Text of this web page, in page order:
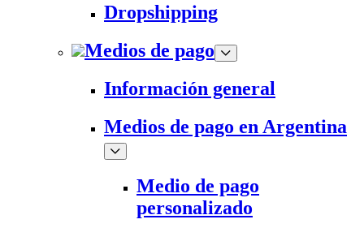
Dropshipping
Medios de pago
Información general
Medios de pago en Argentina
Medio de pago
personalizado